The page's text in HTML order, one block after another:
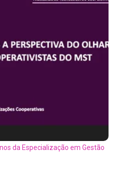
da Especialização em Gestão